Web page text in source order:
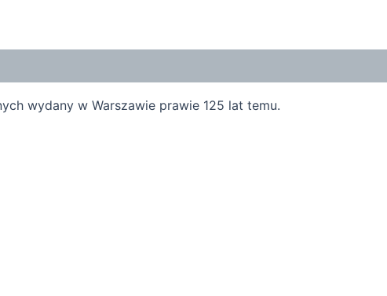
wydany w Warszawie prawie 125 lat temu.